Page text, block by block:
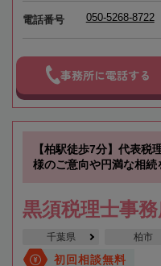
電話番号 050-5268-8722
事務所に電話する
【柏駅徒歩7分】代表税
様のご意向や円満な相
黒須税理士事
千葉県 柏市
初回相談無料